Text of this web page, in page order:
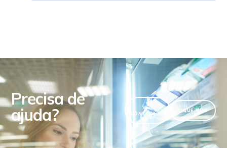
Precisa de
ajuda?
VER
CONTACTOS
LIGUE-NOS